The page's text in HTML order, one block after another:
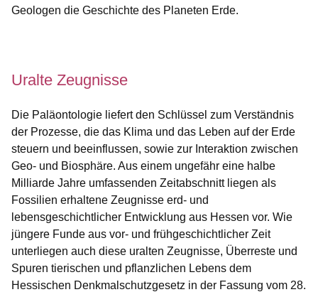
Geologen die Geschichte des Planeten Erde.
Uralte Zeugnisse
Die Paläontologie liefert den Schlüssel zum Verständnis
der Prozesse, die das Klima und das Leben auf der Erde
steuern und beeinflussen, sowie zur Interaktion zwischen
Geo- und Biosphäre. Aus einem ungefähr eine halbe
Milliarde Jahre umfassenden Zeitabschnitt liegen als
Fossilien erhaltene Zeugnisse erd- und
lebensgeschichtlicher Entwicklung aus Hessen vor. Wie
jüngere Funde aus vor- und frühgeschichtlicher Zeit
unterliegen auch diese uralten Zeugnisse, Überreste und
Spuren tierischen und pflanzlichen Lebens dem
Hessischen Denkmalschutzgesetz in der Fassung vom 28.